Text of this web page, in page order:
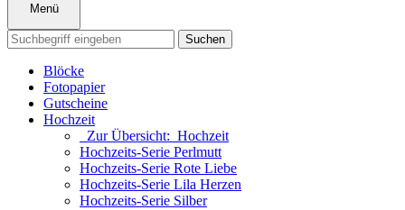
Menü
Suchen
Blöcke
Fotopapier
Gutscheine
Hochzeit
Zur Übersicht: Hochzeit
Hochzeits-Serie Perlmutt
Hochzeits-Serie Rote Liebe
Hochzeits-Serie Lila Herzen
Hochzeits-Serie Silber